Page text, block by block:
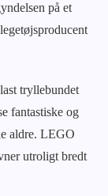
på et
tryllebundet
fantastiske og
aldre. LEGO
utroligt bredt